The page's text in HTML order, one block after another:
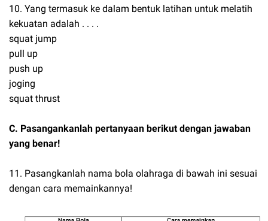
10. Yang termasuk ke dalam bentuk latihan untuk melatih
kekuatan adalah . . . .
squat jump
pull up
push up
joging
squat thrust
C. Pasangankanlah pertanyaan berikut dengan jawaban
yang benar!
11. Pasangkanlah nama bola olahraga di bawah ini sesuai
dengan cara memainkannya!